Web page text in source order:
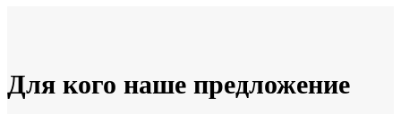
Для кого наше предложение